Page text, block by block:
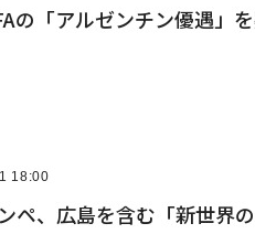
の「アルゼンチン優遇」
18:00
ペ、広島を含む「新世界